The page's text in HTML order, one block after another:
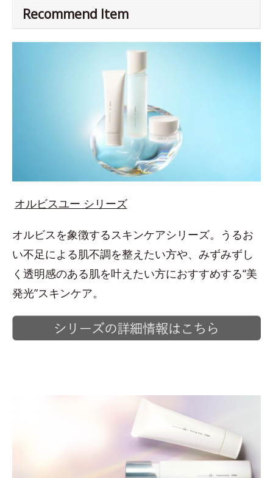
Recommend Item
オルビスユー シリーズ
オルビスを象徴するスキンケアシリーズ。うるお
い不足による肌不調を整えたい方や、みずみずし
く透明感のある肌を叶えたい方におすすめする“美
発光”スキンケア。